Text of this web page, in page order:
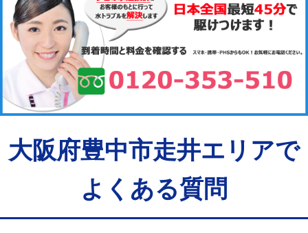
大阪府豊中市走井エリアで
よくある質問